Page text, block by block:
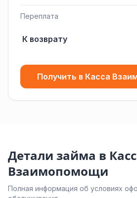
Переплата
К возврату
Получить в Касса
Детали займа в
Взаимопомощи
Полная информация об условиях